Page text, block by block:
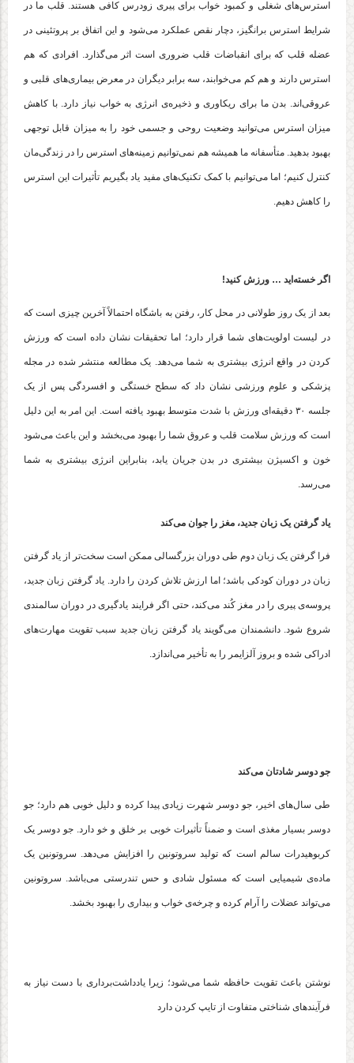
استرس‌های شغلی و کمبود خواب برای پیری زودرس کافی هستند. قلب ما در
شرایط استرس برانگیز، دچار نقص عملکرد می‌شود و این اتفاق بر پروتئینی در
عضله قلب که برای انقباضات قلب ضروری است اثر می‌گذارد. افرادی که هم
استرس دارند و هم کم می‌خوابند، سه برابر دیگران در معرض بیماری‌های قلبی و
عروقی‌اند. بدن ما برای ریکاوری و ذخیره‌ی انرژی به خواب نیاز دارد. با کاهش
میزان استرس می‌توانید وضعیت روحی و جسمی خود را به میزان قابل توجهی
بهبود بدهید. متأسفانه ما همیشه هم نمی‌توانیم زمینه‌های استرس را در زندگی‌مان
کنترل کنیم؛ اما می‌توانیم با کمک تکنیک‌های مفید یاد بگیریم تأثیرات این استرس
را کاهش دهیم.
اگر خسته‌اید … ورزش کنید!
بعد از یک روز طولانی در محل کار، رفتن به باشگاه احتمالاً آخرین چیزی است که
در لیست اولویت‌های شما قرار دارد؛ اما تحقیقات نشان داده است که ورزش
کردن در واقع انرژی بیشتری به شما می‌دهد. یک مطالعه منتشر شده در مجله
پزشکی و علوم ورزشی نشان داد که سطح خستگی و افسردگی پس از یک
جلسه ۳۰ دقیقه‌ای ورزش با شدت متوسط بهبود یافته است. این امر به این دلیل
است که ورزش سلامت قلب و عروق شما را بهبود می‌بخشد و این باعث می‌شود
خون و اکسیژن بیشتری در بدن جریان یابد، بنابراین انرژی بیشتری به شما
می‌رسد.
یاد گرفتن یک زبان جدید، مغز را جوان می‌کند
فرا گرفتن یک زبان دوم طی دوران بزرگسالی ممکن است سخت‌تر از یاد گرفتن
زبان در دوران کودکی باشد؛ اما ارزش تلاش کردن را دارد. یاد گرفتن زبان جدید،
پروسه‌ی پیری را در مغز کُند می‌کند، حتی اگر فرایند یادگیری در دوران سالمندی
شروع شود. دانشمندان می‌گویند یاد گرفتن زبان جدید سبب تقویت مهارت‌های
ادراکی شده و بروز آلزایمر را به تأخیر می‌اندازد.
جو دوسر شادتان می‌کند
طی سال‌های اخیر، جو دوسر شهرت زیادی پیدا کرده و دلیل خوبی هم دارد؛ جو
دوسر بسیار مغذی است و ضمناً تأثیرات خوبی بر خلق و خو دارد. جو دوسر یک
کربوهیدرات سالم است که تولید سروتونین را افزایش می‌دهد. سروتونین یک
ماده‌ی شیمیایی است که مسئول شادی و حس تندرستی می‌باشد. سروتونین
می‌تواند عضلات را آرام کرده و چرخه‌ی خواب و بیداری را بهبود بخشد.
نوشتن باعث تقویت حافظه شما می‌شود؛ زیرا یادداشت‌برداری با دست نیاز به
فرآیندهای شناختی متفاوت از تایپ کردن دارد